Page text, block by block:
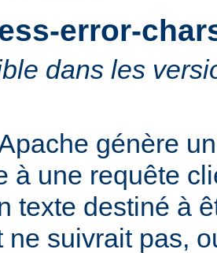
error-
dans les
génère
à une requête
texte destiné à
ne suivrait pas,